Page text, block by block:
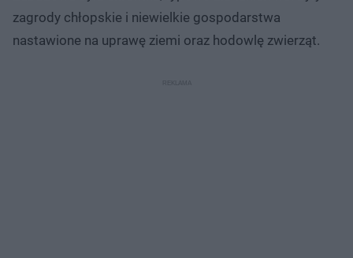
zagrody chłopskie i niewielkie gospodarstwa
nastawione na uprawę ziemi oraz hodowlę zwierząt.